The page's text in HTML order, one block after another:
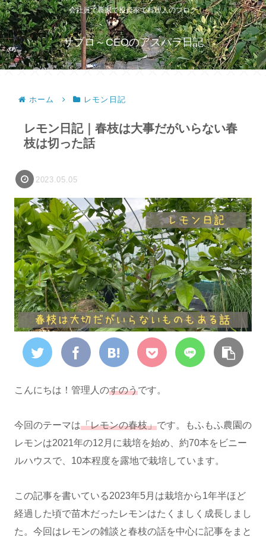
会社員で農家で投資家で料理人のブログ
サブロ～CEOのアスパラ日記
ホーム レモン日記
レモン日記｜春枝は大事だがいらない春
枝は切った話
2023.05.05
こんにちは！管理人のすのうです。
今回のテーマは「レモンの春枝」です。もふもふ農園の
レモンは2021年の12月に栽培を始め、約70本をビニー
ルハウスで、10本程度を露地で栽培しています。
この記事を書いている2023年5月は栽培から1年半ほど
経過した頃で苗木だったレモンはたくましく成長しまし
た。今回はレモンの雑談と春枝の話を中心に記事をまと